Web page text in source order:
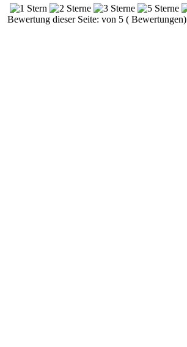
Bewertung dieser Seite: von 5 ( Bewertungen)